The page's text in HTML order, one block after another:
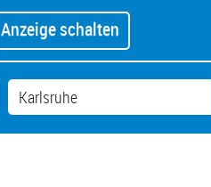
Anzeige schalten